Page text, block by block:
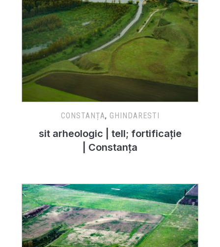
CONSTANȚA, GHINDARESTI
sit arheologic | tell; fortificație
| Constanța